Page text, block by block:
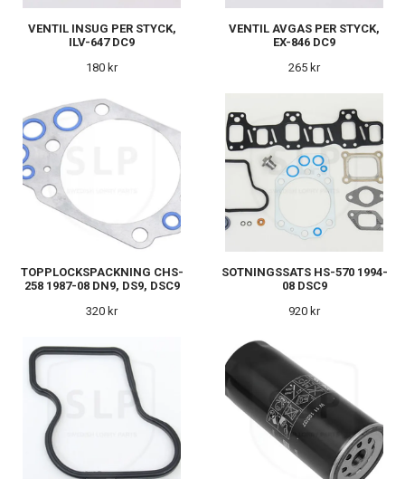
VENTIL INSUG PER STYCK,
ILV-647 DC9
180 kr
VENTIL AVGAS PER STYCK,
EX-846 DC9
265 kr
TOPPLOCKSPACKNING CHS-
258 1987-08 DN9, DS9, DSC9
320 kr
SOTNINGSSATS HS-570 1994-
08 DSC9
920 kr